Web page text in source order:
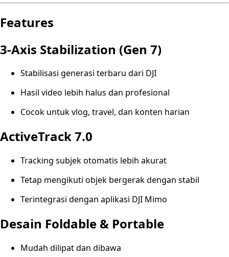
Features
3-Axis Stabilization (Gen 7)
Stabilisasi generasi terbaru dari DJI
Hasil video lebih halus dan profesional
Cocok untuk vlog, travel, dan konten harian
ActiveTrack 7.0
Tracking subjek otomatis lebih akurat
Tetap mengikuti objek bergerak dengan stabil
Terintegrasi dengan aplikasi DJI Mimo
Desain Foldable & Portable
Mudah dilipat dan dibawa